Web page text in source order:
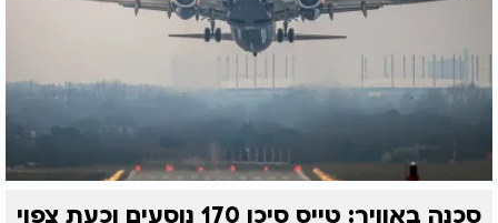
סכנה באוויר: טייס סיכן 170 נוסעים וכעת צפוי